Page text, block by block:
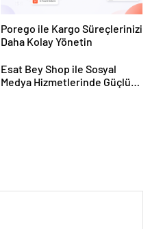
Porego ile Kargo Süreçlerinizi
Daha Kolay Yönetin
Esat Bey Shop ile Sosyal
Medya Hizmetlerinde Güçlü